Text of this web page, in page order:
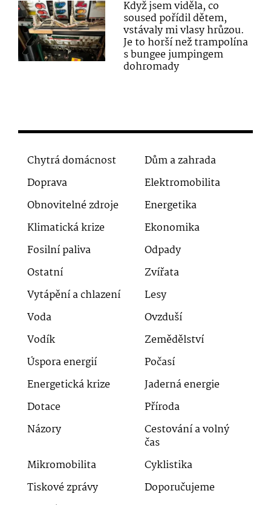
Když jsem viděla, co
soused pořídil dětem,
vstávaly mi vlasy hrůzou.
Je to horší než trampolína
s bungee jumpingem
dohromady
Chytrá domácnost
Dům a zahrada
Doprava
Elektromobilita
Obnovitelné zdroje
Energetika
Klimatická krize
Ekonomika
Fosilní paliva
Odpady
Ostatní
Zvířata
Vytápění a chlazení
Lesy
Voda
Ovzduší
Vodík
Zemědělství
Úspora energií
Počasí
Energetická krize
Jaderná energie
Dotace
Příroda
Názory
Cestování a volný
čas
Mikromobilita
Cyklistika
Tiskové zprávy
Doporučujeme